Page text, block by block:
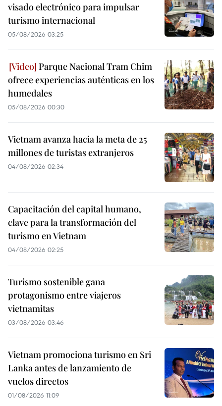
visado electrónico para impulsar
turismo internacional
05/08/2026 03:25
Parque Nacional Tram Chim
ofrece experiencias auténticas en los
humedales
05/08/2026 00:30
Vietnam avanza hacia la meta de 25
millones de turistas extranjeros
04/08/2026 02:34
Capacitación del capital humano,
clave para la transformación del
turismo en Vietnam
04/08/2026 02:25
Turismo sostenible gana
protagonismo entre viajeros
vietnamitas
03/08/2026 03:46
Vietnam promociona turismo en Sri
Lanka antes de lanzamiento de
vuelos directos
01/08/2026 11:09